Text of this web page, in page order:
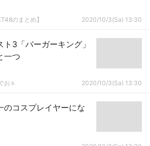
のまとめ】 2020/10/3(Sa) 13:30
3「バーガーキング」
一つ
おｋ 2020/10/3(Sa) 13:30
のコスプレイヤーにな